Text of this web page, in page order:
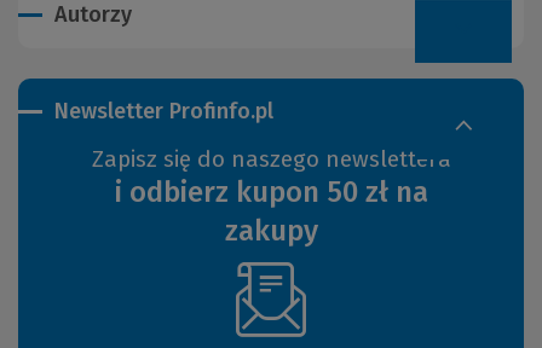
Autorzy
Newsletter Profinfo.pl
Zapisz się do naszego newslettera
i odbierz kupon 50 zł na
zakupy
(Nowe
okno)